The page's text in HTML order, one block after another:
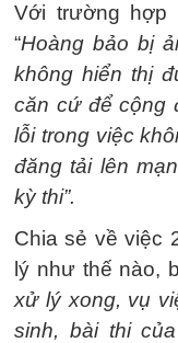
Với trường hợp
“Hoàng bảo bị
không hiển thị
căn cứ để cộng
lỗi trong việc
đăng tải lên
kỳ thi”.
Chia sẻ về việc
lý như thế nào,
xử lý xong, vụ
sinh, bài thi